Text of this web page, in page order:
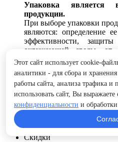
Упаковка является
продукции.
При выборе упаковки
являются: определение
эффективности,
окружающей среды, от
содержимого при
Вид упаковки
способа
заказчиком. Габаритные
в зависимости от
Скидки
Этот сайт использует cookie-
аналитики - для сбора и
работы сайта, анализа трафика
использовать сайт, Вы выражаете
конфиденциальности и